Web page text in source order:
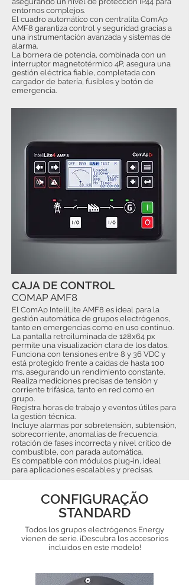
entornos complejos.
El cuadro automático con centralita ComAp
AMF8 garantiza control y seguridad gracias a
una instrumentación avanzada y sistemas de
alarma.
La bornera de potencia, combinada con un
interruptor magnetotérmico 4P, asegura una
gestión eléctrica fiable, completada con
cargador de batería, fusibles y botón de
emergencia.
El ComAp InteliLite AMF8 es ideal para la
gestión automática de grupos electrógenos,
tanto en emergencias como en uso continuo.
La pantalla retroiluminada de 128x64 px
permite una visualización clara de los datos.
Funciona con tensiones entre 8 y 36 VDC y
está protegido frente a caídas de hasta 100
ms, asegurando un rendimiento constante.
Realiza mediciones precisas de tensión y
corriente trifásica, tanto en red como en
grupo.
Registra horas de trabajo y eventos útiles para
la gestión técnica.
Incluye alarmas por sobretensión, subtensión,
sobrecorriente, anomalías de frecuencia,
rotación de fases incorrecta y nivel crítico de
combustible, con parada automática.
Es compatible con módulos plug-in, ideal
para aplicaciones escalables y precisas.
CAJA DE CONTROL
COMAP AMF8
CONFIGURAÇÃO
STANDARD
Todos los grupos electrógenos Energy
vienen de serie. ¡Descubra los accesorios
incluidos en este modelo!